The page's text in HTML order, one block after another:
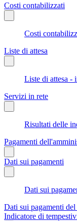
Costi contabilizzati
Costi
Liste di attesa
Liste di attesa -
Servizi in rete
Risultati delle
Pagamenti
Dati sui pagamenti
Dati sui
Dati sui pagamenti
Indicatore di